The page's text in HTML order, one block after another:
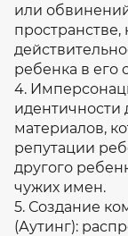
или
пространстве,
ребенка в его
4.
идентичности
материалов,
репутации
другого
чужих имен.
5. Создание
(Аутинг):